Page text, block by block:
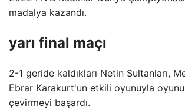
madalya kazandı.
yarı final maçı
2-1 geride kaldıkları Netin Sultanları,
Ebrar Karakurt'un etkili oyunuyla
çevirmeyi başardı.